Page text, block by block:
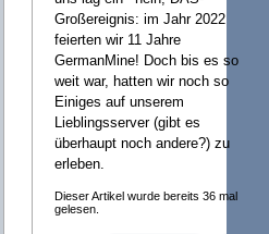
Großereignis: im Jahr 2022
feierten wir 11 Jahre
GermanMine! Doch bis es so
weit war, hatten wir noch so
Einiges auf unserem
Lieblingsserver (gibt es
überhaupt noch andere?) zu
erleben.
Dieser Artikel wurde bereits 36 mal
gelesen.